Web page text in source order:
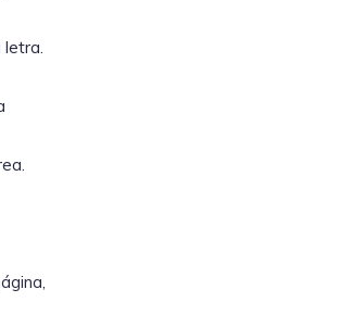
letra.